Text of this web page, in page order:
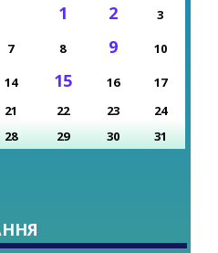
1 2 3
7 8 9 10
14 15 16
17
21 22 23
24
28 29 30 31